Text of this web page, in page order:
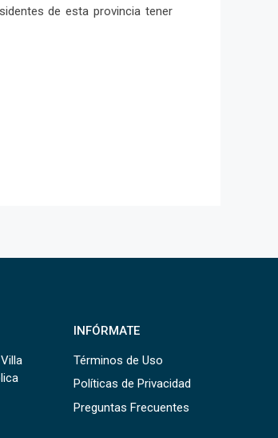
de esta provincia tener
INFÓRMATE
Términos de Uso
Políticas de Privacidad
Preguntas Frecuentes